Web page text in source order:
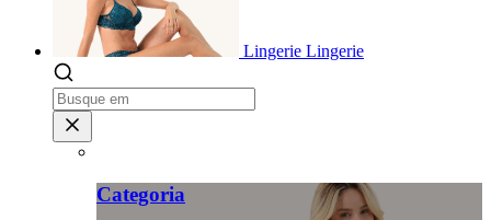
Lingerie Lingerie
Categoria